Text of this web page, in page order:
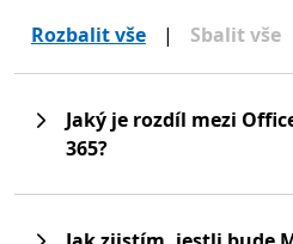
Rozbalit vše | Sbalit vše
Jaký je rozdíl mezi
365?